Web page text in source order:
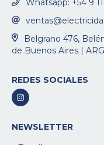
Whatsapp: +54 9
Belgrano 476,
de Buenos Aires |
REDES SOCIALES
NEWSLETTER